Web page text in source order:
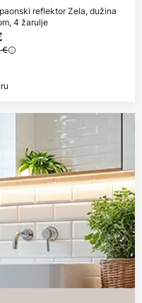
reflektor Zela, dužina
4 žarulje
€